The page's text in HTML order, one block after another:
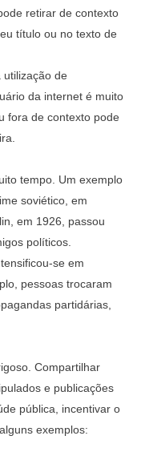
retirar de contexto
título ou no texto de
utilização de
da internet é muito
fora de contexto pode
tempo. Um exemplo
soviético, em
em 1926, passou
políticos.
se em
pessoas trocaram
partidárias,
Compartilhar
e publicações
pública, incentivar o
exemplos: